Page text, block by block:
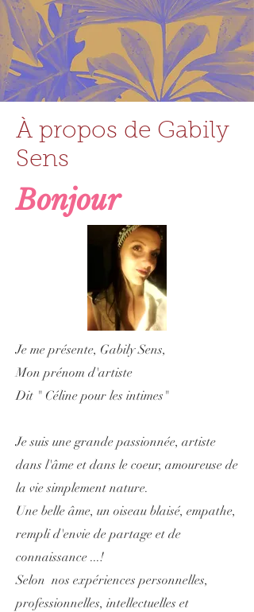
À propos de Gabily
Sens
Bonjour
Je me présente, Gabily Sens,
Mon prénom d'artiste
Dit " Céline pour les intimes"
Je suis une grande passionnée, artiste
dans l'âme et dans le coeur, amoureuse de
la vie simplement nature.
Une belle âme, un oiseau blaisé, empathe,
rempli d'envie de partage et de
connaissance ...!
Selon nos expériences personnelles,
professionnelles, intellectuelles et